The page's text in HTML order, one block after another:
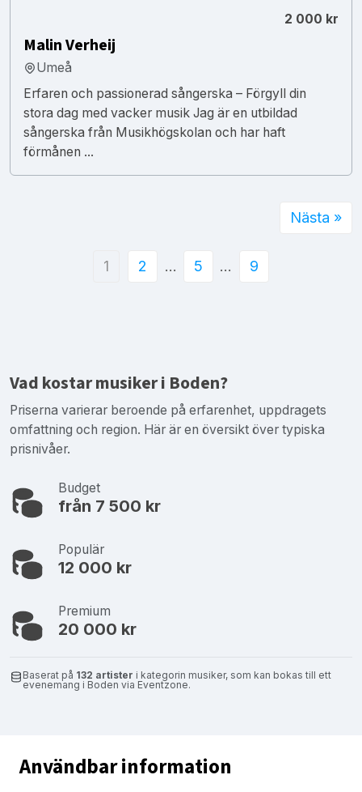
2 000 kr
Malin Verheij
Umeå
Erfaren och passionerad sångerska – Förgyll din
stora dag med vacker musik Jag är en utbildad
sångerska från Musikhögskolan och har haft
förmånen ...
1 2 … 5 … 9
Nästa »
Vad kostar musiker i Boden?
Priserna varierar beroende på erfarenhet, uppdragets
omfattning och region. Här är en översikt över typiska
prisnivåer.
Budget
från 7 500 kr
Populär
12 000 kr
Premium
20 000 kr
Baserat på 132 artister i kategorin musiker, som kan bokas till ett
evenemang i Boden via Eventzone.
Användbar information